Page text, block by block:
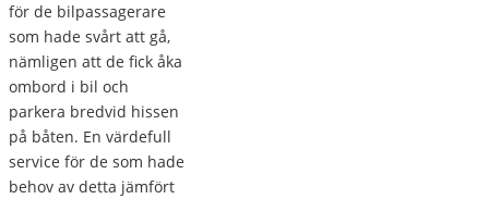
för de bilpassagerare
som hade svårt att gå,
nämligen att de fick åka
ombord i bil och
parkera bredvid hissen
på båten. En värdefull
service för de som hade
behov av detta jämfört